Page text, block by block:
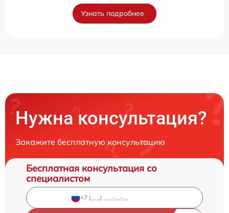
Узнать подробнее
Нужна консультация?
Закажите бесплатную консультацию
Бесплатная консультация со
специалистом